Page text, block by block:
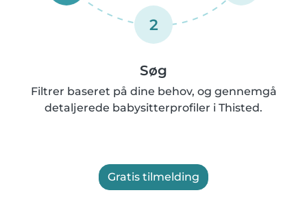
2
Søg
Filtrer baseret på dine behov, og gennemgå
detaljerede babysitterprofiler i Thisted.
Gratis tilmelding